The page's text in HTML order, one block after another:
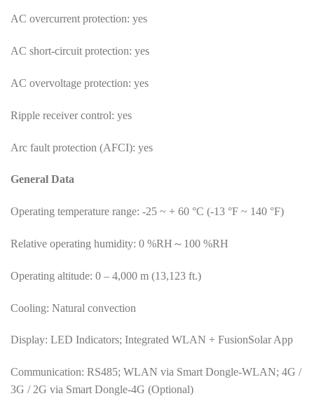
AC overcurrent protection: yes
AC short-circuit protection: yes
AC overvoltage protection: yes
Ripple receiver control: yes
Arc fault protection (AFCI): yes
General Data
Operating temperature range: -25 ~ + 60 °C (-13 °F ~ 140 °F)
Relative operating humidity: 0 %RH～100 %RH
Operating altitude: 0 – 4,000 m (13,123 ft.)
Cooling: Natural convection
Display: LED Indicators; Integrated WLAN + FusionSolar App
Communication: RS485; WLAN via Smart Dongle-WLAN; 4G /
3G / 2G via Smart Dongle-4G (Optional)